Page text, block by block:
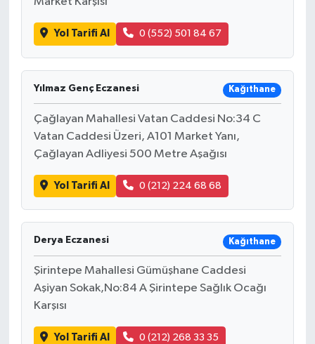
Yol Tarifi Al 0 (552) 501 84 67
Yılmaz Genç Eczanesi Kağıthane
Çağlayan Mahallesi Vatan Caddesi No:34 C
Vatan Caddesi Üzeri, A101 Market Yanı,
Çağlayan Adliyesi 500 Metre Aşağısı
Yol Tarifi Al 0 (212) 224 68 68
Derya Eczanesi Kağıthane
Şirintepe Mahallesi Gümüşhane Caddesi
Aşiyan Sokak,No:84 A Şirintepe Sağlık Ocağı
Karşısı
Yol Tarifi Al 0 (212) 268 33 35